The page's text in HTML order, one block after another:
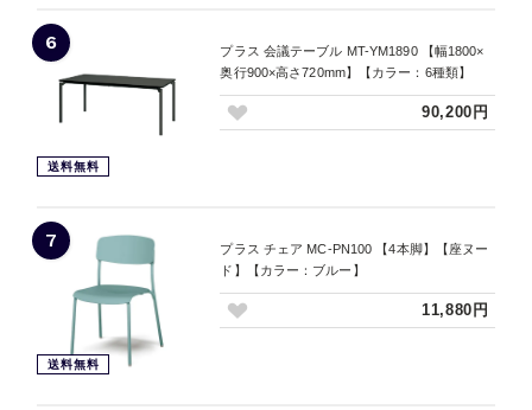
6
送料無料
プラス 会議テーブル MT-YM1890 【幅1800×
奥行900×高さ720mm】【カラー：6種類】
90,200円
7
送料無料
プラス チェア MC-PN100 【4本脚】【座ヌー
ド】【カラー：ブルー】
11,880円